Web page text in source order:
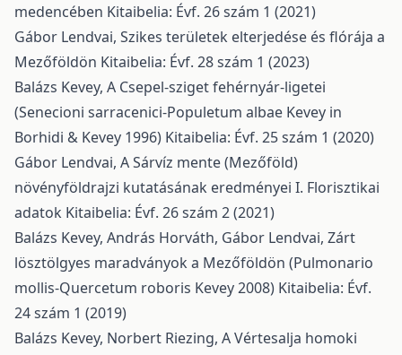
medencében Kitaibelia: Évf. 26 szám 1 (2021)
Gábor Lendvai, Szikes területek elterjedése és flórája a
Mezőföldön Kitaibelia: Évf. 28 szám 1 (2023)
Balázs Kevey, A Csepel-sziget fehérnyár-ligetei
(Senecioni sarracenici-Populetum albae Kevey in
Borhidi & Kevey 1996) Kitaibelia: Évf. 25 szám 1 (2020)
Gábor Lendvai, A Sárvíz mente (Mezőföld)
növényföldrajzi kutatásának eredményei I. Florisztikai
adatok Kitaibelia: Évf. 26 szám 2 (2021)
Balázs Kevey, András Horváth, Gábor Lendvai, Zárt
lösztölgyes maradványok a Mezőföldön (Pulmonario
mollis-Quercetum roboris Kevey 2008) Kitaibelia: Évf.
24 szám 1 (2019)
Balázs Kevey, Norbert Riezing, A Vértesalja homoki